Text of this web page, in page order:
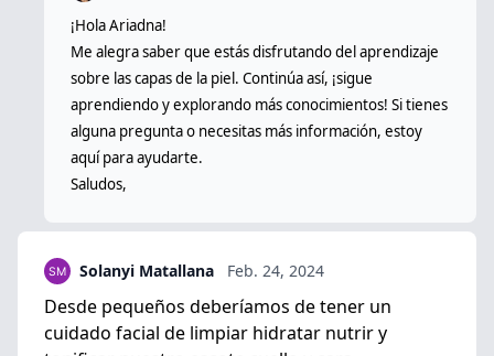
¡Hola Ariadna!
Me alegra saber que estás disfrutando del aprendizaje
sobre las capas de la piel. Continúa así, ¡sigue
aprendiendo y explorando más conocimientos! Si tienes
alguna pregunta o necesitas más información, estoy
aquí para ayudarte.
Saludos,
Solanyi Matallana Feb. 24, 2024
Desde pequeños deberíamos de tener un
cuidado facial de limpiar hidratar nutrir y